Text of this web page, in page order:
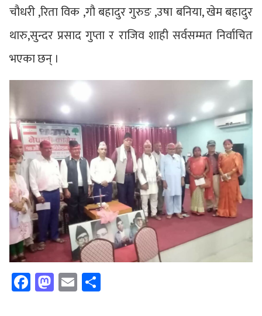
चौधरी ,रिता विक ,गौ बहादुर गुरुङ ,उषा बनिया, खेम बहादुर
थारु,सुन्दर प्रसाद गुप्ता र राजिव शाही सर्वसम्मत निर्वाचित
भएका छन् ।
Facebook
Mastodon
Email